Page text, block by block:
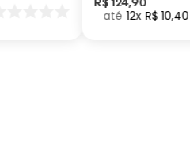
R$ 124,90
12 R$ 10,40